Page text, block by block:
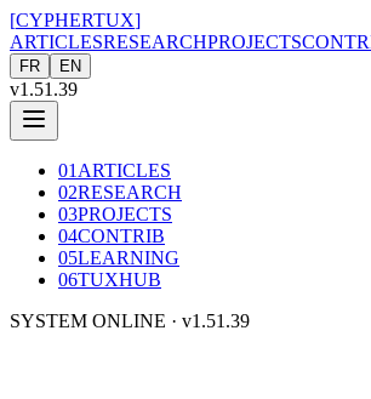
[CYPHERTUX]
ARTICLESRESEARCHPROJECTS
FR EN
v1.51.39
01 ARTICLES
02RESEARCH
03PROJECTS
04CONTRIB
05LEARNING
06TUXHUB
SYSTEM ONLINE · v1.51.39